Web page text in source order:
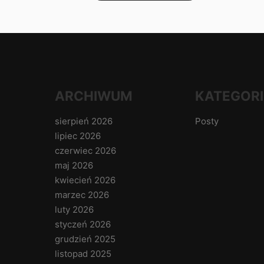
ARCHIWUM
sierpień 2026
lipiec 2026
czerwiec 2026
maj 2026
kwiecień 2026
marzec 2026
luty 2026
styczeń 2026
grudzień 2025
listopad 2025
Posty